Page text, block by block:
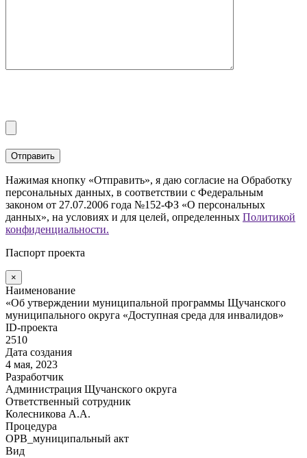
Нажимая кнопку «Отправить», я даю согласие на Обработку
персональных данных, в соответствии с Федеральным
законом от 27.07.2006 года №152-ФЗ «О персональных
данных», на условиях и для целей, определенных Политикой
конфиденциальности.
Паспорт проекта
×
Наименование
«Об утверждении муниципальной программы Щучанского
муниципального округа «Доступная среда для инвалидов»
ID-проекта
2510
Дата создания
4 мая, 2023
Разработчик
Администрация Щучанского округа
Ответственный сотрудник
Колесникова А.А.
Процедура
ОРВ_муниципальный акт
Вид